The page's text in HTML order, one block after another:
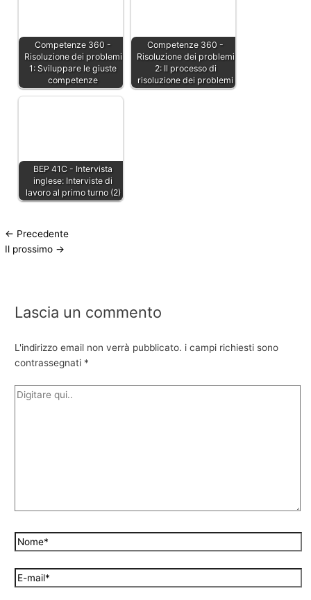
Competenze 360 -
Risoluzione dei problemi
1: Sviluppare le giuste
competenze
Competenze 360 -
Risoluzione dei problemi
2: Il processo di
risoluzione dei problemi
BEP 41C - Intervista
inglese: Interviste di
lavoro al primo turno (2)
← Precedente
Il prossimo →
Lascia un commento
L'indirizzo email non verrà pubblicato. i campi richiesti sono
contrassegnati *